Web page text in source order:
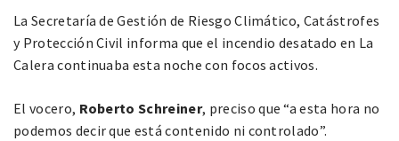
La Secretaría de Gestión de Riesgo Climático, Catástrofes
y Protección Civil informa que el incendio desatado en La
Calera continuaba esta noche con focos activos.
El vocero, Roberto Schreiner, preciso que “a esta hora no
podemos decir que está contenido ni controlado”.